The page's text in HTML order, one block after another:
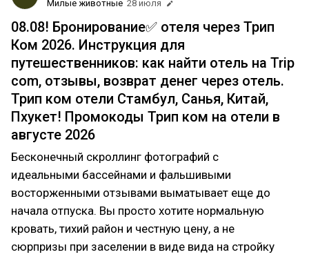
Милые животные 28 июля
08.08! Бронирование✅ отеля через Трип
Ком 2026. Инструкция для
путешественников: как найти отель на Trip
com, отзывы, возврат денег через отель.
Трип ком отели Стамбул, Санья, Китай,
Пхукет! Промокоды Трип ком на отели в
августе 2026
Бесконечный скроллинг фотографий с
идеальными бассейнами и фальшивыми
восторженными отзывами выматывает еще до
начала отпуска. Вы просто хотите нормальную
кровать, тихий район и честную цену, а не
сюрпризы при заселении в виде вида на стройку